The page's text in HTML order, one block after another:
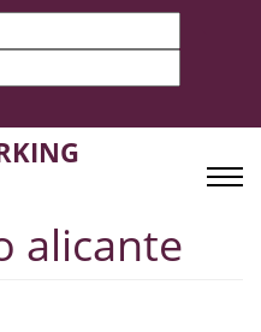
alicante